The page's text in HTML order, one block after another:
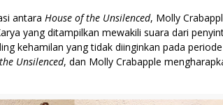
antara House of the Unsilenced, Molly
yang ditampilkan mewakili suara dari
kehamilan yang tidak diinginkan pada
Unsilenced, dan Molly Crabapple